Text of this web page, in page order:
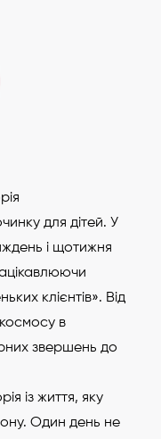
для дітей. У
і щотижня
клієнтів». Від
в
звершень до
із життя, яку
Один день не